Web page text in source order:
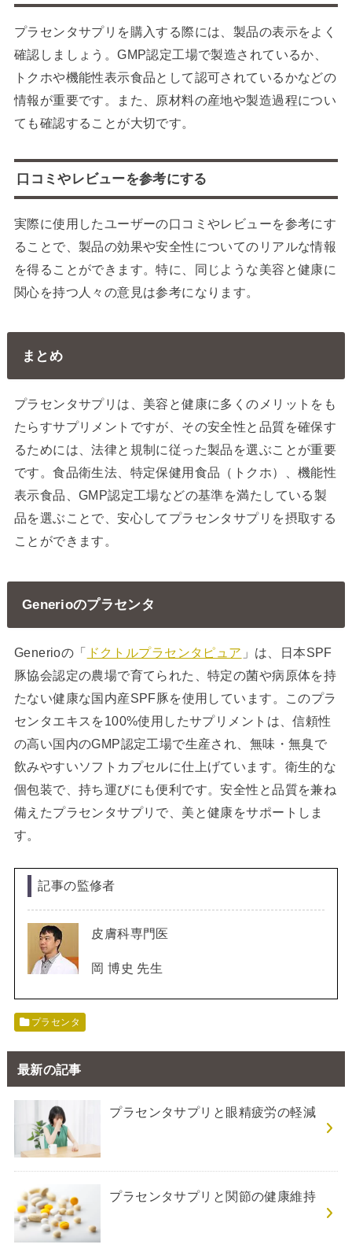
プラセンタサプリを購入する際には、製品の表示をよく
確認しましょう。GMP認定工場で製造されているか、
トクホや機能性表示食品として認可されているかなどの
情報が重要です。また、原材料の産地や製造過程につい
ても確認することが大切です。
口コミやレビューを参考にする
実際に使用したユーザーの口コミやレビューを参考にす
ることで、製品の効果や安全性についてのリアルな情報
を得ることができます。特に、同じような美容と健康に
関心を持つ人々の意見は参考になります。
まとめ
プラセンタサプリは、美容と健康に多くのメリットをも
たらすサプリメントですが、その安全性と品質を確保す
るためには、法律と規制に従った製品を選ぶことが重要
です。食品衛生法、特定保健用食品（トクホ）、機能性
表示食品、GMP認定工場などの基準を満たしている製
品を選ぶことで、安心してプラセンタサプリを摂取する
ことができます。
Generioのプラセンタ
Generioの「 ドクトルプラセンタピュア 」は、日本SPF
豚協会認定の農場で育てられた、特定の菌や病原体を持
たない健康な国内産SPF豚を使用しています。このプラ
センタエキスを100%使用したサプリメントは、信頼性
の高い国内のGMP認定工場で生産され、無味・無臭で
飲みやすいソフトカプセルに仕上げています。衛生的な
個包装で、持ち運びにも便利です。安全性と品質を兼ね
備えたプラセンタサプリで、美と健康をサポートしま
す。
記事の監修者
皮膚科専門医
岡 博史 先生
プラセンタ
最新の記事
プラセンタサプリと眼精疲労の軽減
プラセンタサプリと関節の健康維持